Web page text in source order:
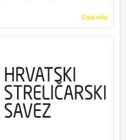
Čitaj više